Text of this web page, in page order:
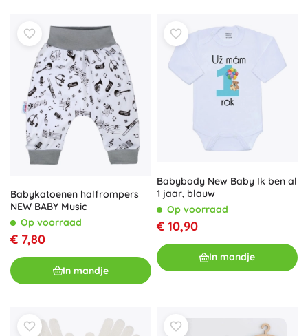
Babykatoenen halfrompers
NEW BABY Music
Op voorraad
€ 7,80
In mandje
Babybody New Baby Ik ben al
1 jaar, blauw
Op voorraad
€ 10,90
In mandje